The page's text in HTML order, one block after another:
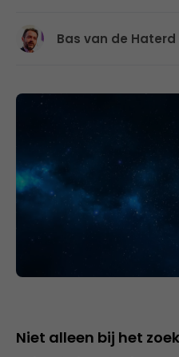
Bas van de Haterd
Niet alleen bij het